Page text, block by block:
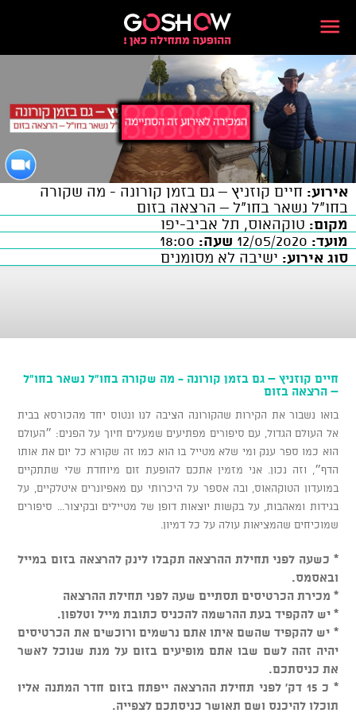
אירוע: חיים קוזניץ – גם בזמן קורונה - מה שקורה
בחו"ל נשאר בחו"ל – הרצאה בזום
מקום: טוקהאוס, תל אביב-יפו
מועד:
שעה:
סוג אירוע: ישיבה לא מסומנים
חיים קוזניץ – גם בזמן קורונה - מה שקורה בחו"ל נשאר בחו"ל
– הרצאה בזום
בואו נשבור את הקירות שהקורונה הציבה לנו ונטוס יחד מהכורסא בבית
אל העולם הגדול, עם סיפורים מפתיעים שמעלים חיוך על הפנים: ״העולם
הוא כמו ספר ענק ומי שלא מטייל בו הוא כמו זה שקורא כל יום את אותו
הדף״, וזה נכון. אני מזמין אתכם להופעת זום מיוחדת שלי שתתקיים
במועדון הטוקהאוס, ובה אספר על היכרותי עם מאפיונרים איטלקיים, על
בגידות ומאהבות, על בקשות יוצאות דופן של מטיילים ובקיצור... סיפורים
שמוכיחים שהמציאות עולה על כל דמיון.
* כשעה לפני תחילת ההרצאה תקבלו לינק להרצאה בזום במייל
ובאסמס.
* מכירת הכרטיסים תסתיים שעה לפני תחילת ההרצאה
* יש להקפיד בעת ההרשמה להכניס כתובת מייל וטלפון.
* יש להקפיד שהשם איתו אתם נרשמים ורוכשים את הכרטיסים
יהיה זהה לשם שבו אתם מופיעים בזום על מנת שנוכל לאשר
את כניסתכם.
* כ 15 דק' לפני תחילת ההרצאה ייפתח בזום חדר המתנה אליו
תוכלו להיכנס ושם תאושר כניסתכם לצפייה.